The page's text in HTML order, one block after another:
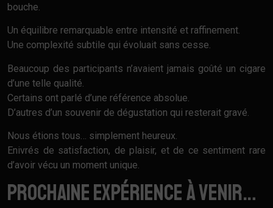
bouche.
Un équilibre remarquable entre intensité et raffinement.
Une complexité subtile qui évoluait sans cesse.
Beaucoup des participants n’avaient jamais goûté un cigare
d’une telle qualité.
Certains ont parlé d’une référence absolue.
D’autres d’un souvenir de dégustation qui resterait gravé.
Nous étions tous… simplement heureux.
Enivrés de satisfaction, de plaisir, et de ce sentiment rare
d’avoir vécu un moment unique.
Prochaine expérience à venir…